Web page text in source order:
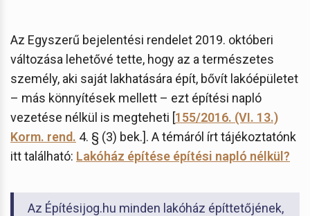
Az Egyszerű bejelentési rendelet 2019. októberi
változása lehetővé tette, hogy az a természetes
személy, aki saját lakhatására épít, bővít lakóépületet
– más könnyítések mellett – ezt építési napló
vezetése nélkül is megteheti [155/2016. (VI. 13.)
Korm. rend. 4. § (3) bek.]. A témáról írt tájékoztatónk
itt található: Lakóház építése építési napló nélkül?
Az Építésijog.hu minden lakóház építtetőjének,